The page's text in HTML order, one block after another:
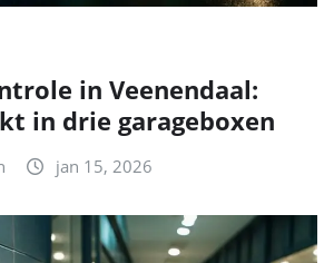
in Veenendaal:
in drie garageboxen
jan 15, 2026